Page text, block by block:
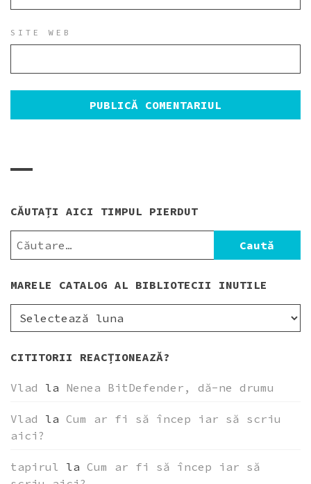
SITE WEB
CĂUTAȚI AICI TIMPUL PIERDUT
MARELE CATALOG AL BIBLIOTECII INUTILE
MARELE
CATALOG
BIBLIOTECII
CITITORII REACȚIONEAZĂ?
Vlad la Nenea BitDefender, dă-ne drumu
Vlad la Cum ar fi să încep iar să scriu
aici?
tapirul la Cum ar fi să încep iar să